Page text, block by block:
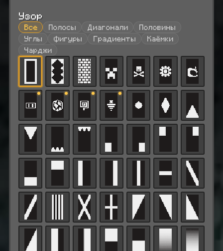
Узор
Все Полосы Диагонали
Половины
Углы
Фигуры Градиенты
Каёмки
Чарджи